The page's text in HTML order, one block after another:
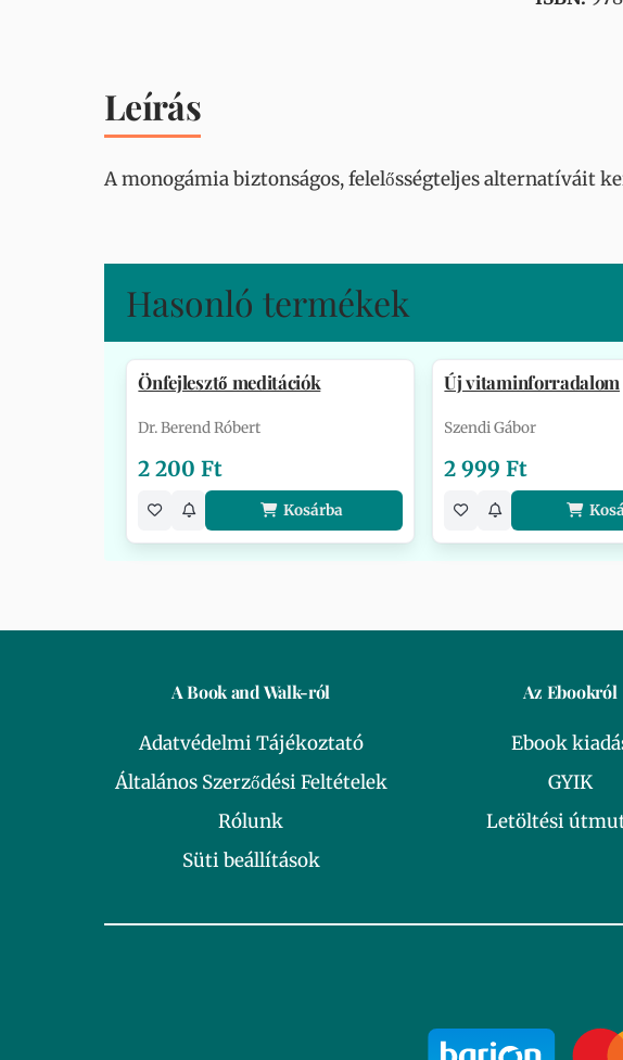
Leírás
A monogámia biztonságos, felelősségteljes alternatíváit
Hasonló termékek
Önfejlesztő meditációk
Dr. Berend Róbert
2 200 Ft
Kosárba
Új vitaminforradalom
Szendi Gábor
2 999 Ft
A Book and Walk-ról
Adatvédelmi Tájékoztató
Általános Szerződési Feltételek
Rólunk
Süti beállítások
Az Ebookról
Ebook
GYIK
Letöltési